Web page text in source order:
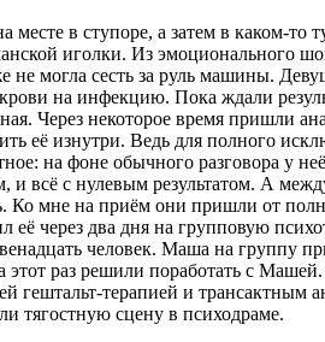
в ступоре, а затем в каком-то
иголки. Из эмоционального
не могла сесть за руль машины.
на инфекцию. Пока ждали
Через некоторое время пришли
её изнутри. Ведь для полного
на фоне обычного разговора у
и всё с нулевым результатом. А
Ко мне на приём они пришли от
её через два дня на групповую
человек. Маша на группу
раз решили поработать с
терапией и трансактным
тягостную сцену в психодраме.